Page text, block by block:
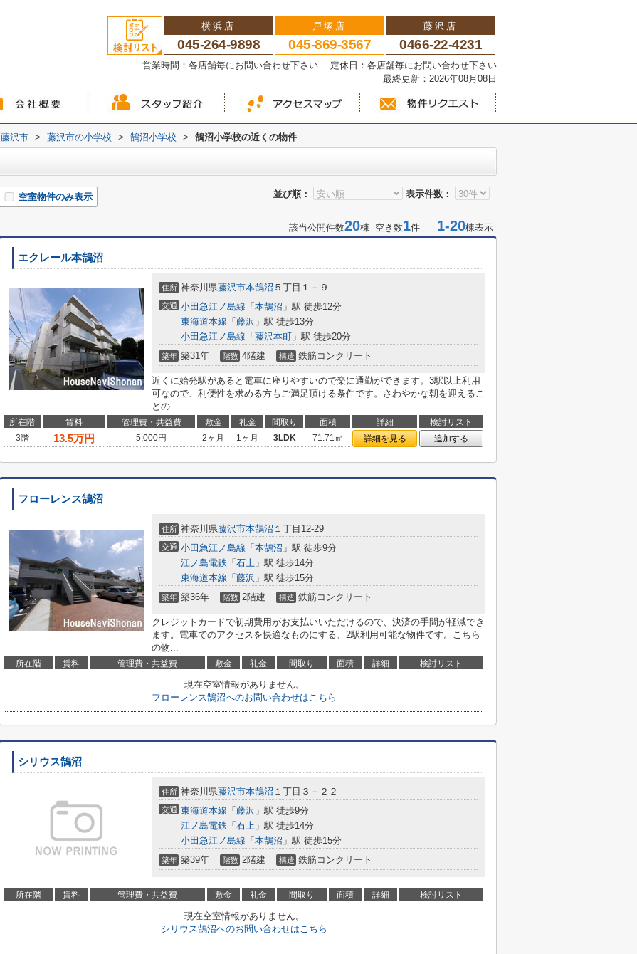
横浜店
045-264-9898
戸塚店
045-869-3567
藤沢店
0466-22-4231
営業時間：各店舗毎にお問い合わせ下さい 定休日：各店舗毎にお問い合わせ下さい
最終更新：2026年08月08日
藤沢市 > 藤沢市の小学校 > 鵠沼小学校 > 鵠沼小学校の近くの物件
並び順： 表示件数：
空室物件のみ表示
該当公開件数20棟 空き数1件 1-20棟表示
エクレール本鵠沼
住所 神奈川県藤沢市本鵠沼 ５丁目１－９
交通 小田急江ノ島線 「 本鵠沼 」駅 徒歩12分
東海道本線 「 藤沢 」駅 徒歩13分
小田急江ノ島線 「 藤沢本町 」駅 徒歩20分
築年 築31年 階数 4階建 構造 鉄筋コンクリート
近くに始発駅があると電車に座りやすいので楽に通勤ができます。3駅以上利用
可なので、利便性を求める方もご満足頂ける条件です。さわやかな朝を迎えるこ
との...
所在階 賃料 管理費・共益費 敷金 礼金 間取り 面積 詳細
検討リスト
3階
13.5万円 5,000円 2ヶ月 1ヶ月 3LDK 71.71㎡ 詳細を見る 追加する
フローレンス鵠沼
住所 神奈川県藤沢市本鵠沼 １丁目12-29
交通 小田急江ノ島線 「 本鵠沼 」駅 徒歩9分
江ノ島電鉄 「 石上 」駅 徒歩14分
東海道本線 「 藤沢 」駅 徒歩15分
築年 築36年 階数 2階建 構造 鉄筋コンクリート
クレジットカードで初期費用がお支払いいただけるので、決済の手間が軽減でき
ます。電車でのアクセスを快適なものにする、2駅利用可能な物件です。こちら
の物...
所在階 賃料 管理費・共益費 敷金 礼金 間取り 面積 詳細 検討リスト
現在空室情報がありません。
フローレンス鵠沼へのお問い合わせはこちら
シリウス鵠沼
住所 神奈川県藤沢市本鵠沼 １丁目３－２２
交通 東海道本線 「 藤沢 」駅 徒歩9分
江ノ島電鉄 「 石上 」駅 徒歩14分
小田急江ノ島線 「 本鵠沼 」駅 徒歩15分
築年 築39年 階数 2階建 構造 鉄筋コンクリート
所在階 賃料 管理費・共益費 敷金 礼金 間取り 面積 詳細 検討リスト
現在空室情報がありません。
シリウス鵠沼へのお問い合わせはこちら